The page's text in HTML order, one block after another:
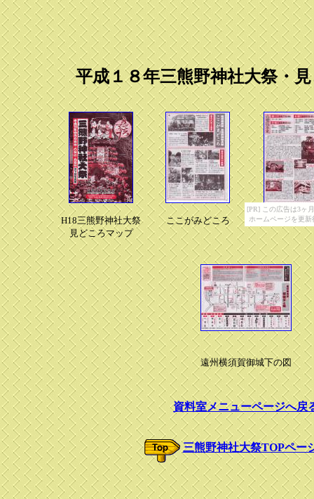
[PR] この広告は3ヶ
ホームページを更
平成１８年三熊野神社大祭・
H18三熊野神社大祭
見どころマップ
ここがみどころ 行事日程＆祢
遠州横須賀御城下の図
資料室メニューページへ戻
三熊野神社大祭TOPペー